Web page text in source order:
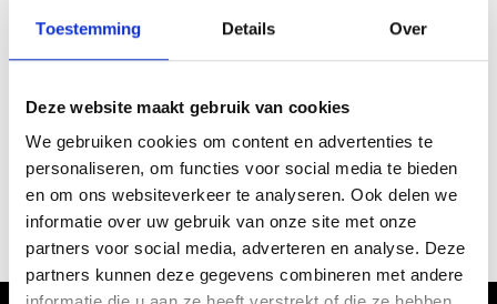
Toestemming Details Over
Deze website maakt gebruik van cookies
We gebruiken cookies om content en advertenties te
personaliseren, om functies voor social media te bieden
en om ons websiteverkeer te analyseren. Ook delen we
informatie over uw gebruik van onze site met onze
partners voor social media, adverteren en analyse. Deze
partners kunnen deze gegevens combineren met andere
terug naar overzicht
WAS DE INHOUD NUTTIG VOOR U?
Ja
No